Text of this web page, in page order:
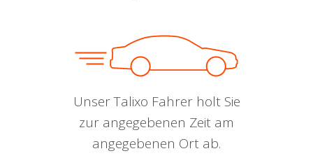
Unser Talixo Fahrer holt Sie
zur angegebenen Zeit am
angegebenen Ort ab.